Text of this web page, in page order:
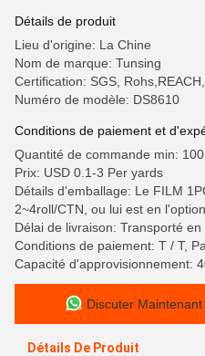
Détails de produit
Lieu d'origine: La Chine
Nom de marque: Tunsing
Certification: SGS,
Numéro de modèle: DS8610
Conditions de paiement et
Quantité de commande min:
Prix: USD 0.1-3 Per yards
Détails d'emballage: Le FILM
2~4roll/CTN, ou lui est en
Délai de livraison: Transporté
Conditions de paiement: T / T,
Capacité d'approvisionnement:
Discuter Maintenant
Détails De Produit